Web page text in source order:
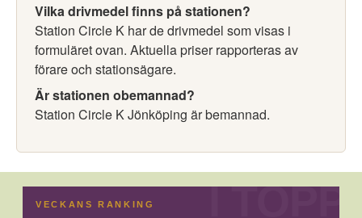
Vilka drivmedel finns på stationen?
Station Circle K har de drivmedel som visas i
formuläret ovan. Aktuella priser rapporteras av
förare och stationsägare.
Är stationen obemannad?
Station Circle K Jönköping är bemannad.
VECKANS RANKING